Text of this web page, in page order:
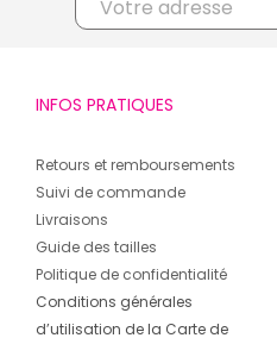
INFOS PRATIQUES
Retours et remboursements
Suivi de commande
Livraisons
Guide des tailles
Politique de confidentialité
Conditions générales
d’utilisation de la Carte de